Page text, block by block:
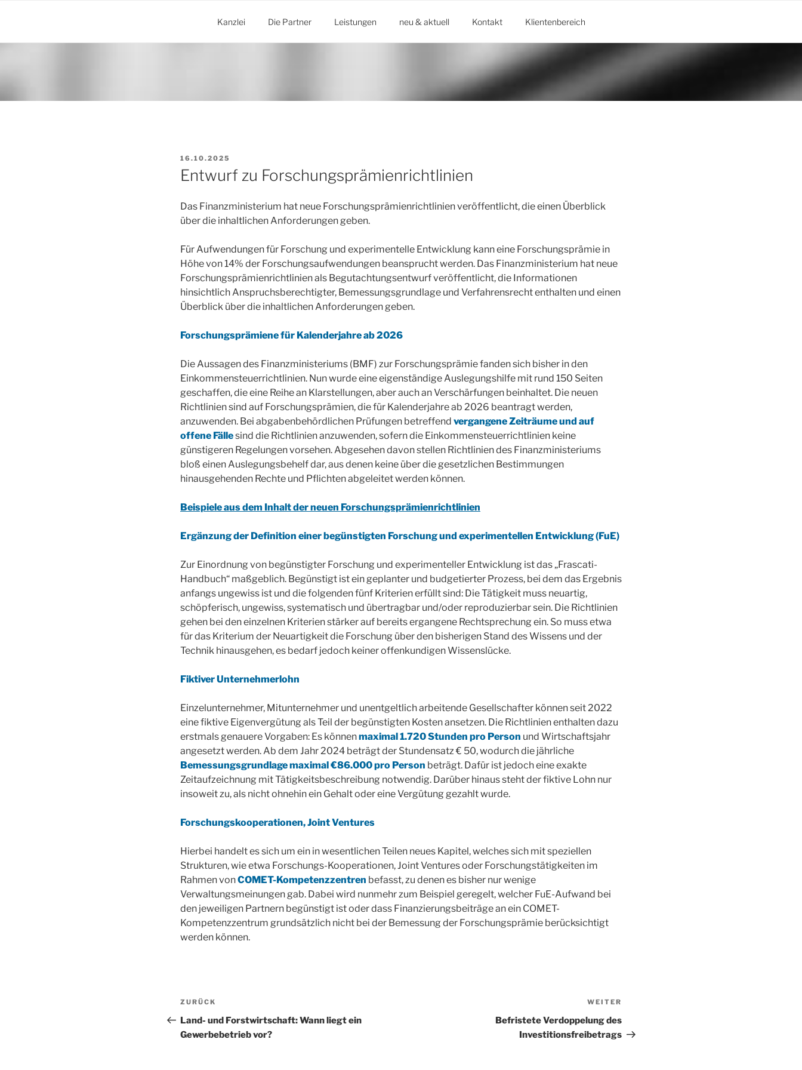
Kanzlei Die Partner Leistungen neu & aktuell Kontakt Klientenbereich
VERÖFFENTLICHT
AM
16.10.2025
Entwurf zu Forschungsprämienrichtlinien
Das Finanzministerium hat neue Forschungsprämienrichtlinien veröffentlicht, die einen Überblick
über die inhaltlichen Anforderungen geben.
Für Aufwendungen für Forschung und experimentelle Entwicklung kann eine Forschungsprämie in
Höhe von 14% der Forschungsaufwendungen beansprucht werden. Das Finanzministerium hat neue
Forschungsprämienrichtlinien als Begutachtungsentwurf veröffentlicht, die Informationen
hinsichtlich Anspruchsberechtigter, Bemessungsgrundlage und Verfahrensrecht enthalten und einen
Überblick über die inhaltlichen Anforderungen geben.
Forschungsprämiene für Kalenderjahre ab 2026
Die Aussagen des Finanzministeriums (BMF) zur Forschungsprämie fanden sich bisher in den
Einkommensteuerrichtlinien. Nun wurde eine eigenständige Auslegungshilfe mit rund 150 Seiten
geschaffen, die eine Reihe an Klarstellungen, aber auch an Verschärfungen beinhaltet. Die neuen
Richtlinien sind auf Forschungsprämien, die für Kalenderjahre ab 2026 beantragt werden,
anzuwenden. Bei abgabenbehördlichen Prüfungen betreffend vergangene Zeiträume und auf
offene Fällesind die Richtlinien anzuwenden, sofern die Einkommensteuerrichtlinien keine
günstigeren Regelungen vorsehen. Abgesehen davon stellen Richtlinien des Finanzministeriums
bloß einen Auslegungsbehelf dar, aus denen keine über die gesetzlichen Bestimmungen
hinausgehenden Rechte und Pflichten abgeleitet werden können.
Beispiele aus dem Inhalt der neuen Forschungsprämienrichtlinien
Ergänzung der Definition einer begünstigten Forschung und experimentellen Entwicklung (FuE)
Zur Einordnung von begünstigter Forschung und experimenteller Entwicklung ist das „Frascati-
Handbuch“ maßgeblich. Begünstigt ist ein geplanter und budgetierter Prozess, bei dem das Ergebnis
anfangs ungewiss ist und die folgenden fünf Kriterien erfüllt sind: Die Tätigkeit muss neuartig,
schöpferisch, ungewiss, systematisch und übertragbar und/oder reproduzierbar sein. Die Richtlinien
gehen bei den einzelnen Kriterien stärker auf bereits ergangene Rechtsprechung ein. So muss etwa
für das Kriterium der Neuartigkeit die Forschung über den bisherigen Stand des Wissens und der
Technik hinausgehen, es bedarf jedoch keiner offenkundigen Wissenslücke.
Fiktiver Unternehmerlohn
Einzelunternehmer, Mitunternehmer und unentgeltlich arbeitende Gesellschafter können seit 2022
eine fiktive Eigenvergütung als Teil der begünstigten Kosten ansetzen. Die Richtlinien enthalten dazu
erstmals genauere Vorgaben: Es könnenmaximal 1.720 Stunden pro Person und Wirtschaftsjahr
angesetzt werden. Ab dem Jahr 2024 beträgt der Stundensatz € 50, wodurch die jährliche
Bemessungsgrundlage maximal €86.000 pro Person beträgt. Dafür ist jedoch eine exakte
Zeitaufzeichnung mit Tätigkeitsbeschreibung notwendig. Darüber hinaus steht der fiktive Lohn nur
insoweit zu, als nicht ohnehin ein Gehalt oder eine Vergütung gezahlt wurde.
Forschungskooperationen, Joint Ventures
Hierbei handelt es sich um ein in wesentlichen Teilen neues Kapitel, welches sich mit speziellen
Strukturen, wie etwa Forschungs-Kooperationen, Joint Ventures oder Forschungstätigkeiten im
Rahmen vonCOMET-Kompetenzzentren befasst, zu denen es bisher nur wenige
Verwaltungsmeinungen gab. Dabei wird nunmehr zum Beispiel geregelt, welcher FuE-Aufwand bei
den jeweiligen Partnern begünstigt ist oder dass Finanzierungsbeiträge an ein COMET-
Kompetenzzentrum grundsätzlich nicht bei der Bemessung der Forschungsprämie berücksichtigt
werden können.
Beitragsnavigation
Vorheriger
Beitrag
ZURÜCK
Land- und Forstwirtschaft: Wann liegt ein
Gewerbebetrieb vor?
Beitrag
WEITER
Befristete Verdoppelung des
Investitionsfreibetrags